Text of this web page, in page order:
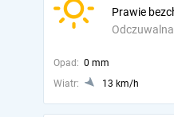
Odczuwalna
Prawie
Opad: 0 mm
Wiatr:
13 km/h